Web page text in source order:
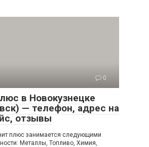
0
в Новокузнецке
— телефон, адрес на
отзывы
плюс занимается следующими
Металлы, Топливо, Химия,